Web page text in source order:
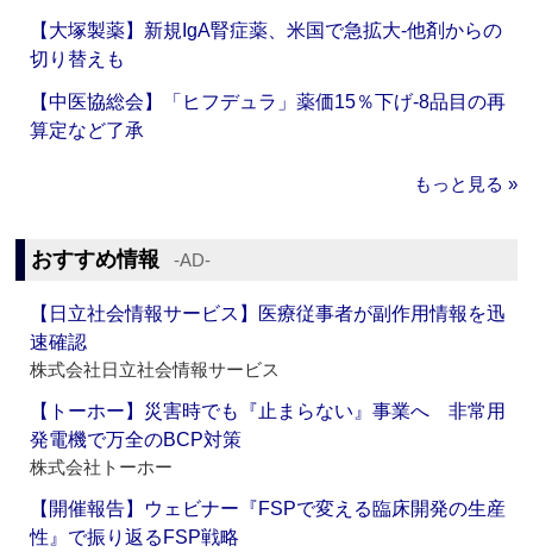
【大塚製薬】新規IgA腎症薬、米国で急拡大‐他剤からの
切り替えも
【中医協総会】「ヒフデュラ」薬価15％下げ‐8品目の再
算定など了承
もっと見る »
おすすめ情報 ‐AD‐
【日立社会情報サービス】医療従事者が副作用情報を迅
速確認
株式会社日立社会情報サービス
【トーホー】災害時でも『止まらない』事業へ 非常用
発電機で万全のBCP対策
株式会社トーホー
【開催報告】ウェビナー『FSPで変える臨床開発の生産
性』で振り返るFSP戦略